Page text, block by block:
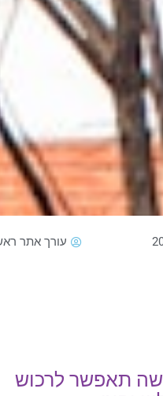
עורך אתר
תאפשר לרכוש